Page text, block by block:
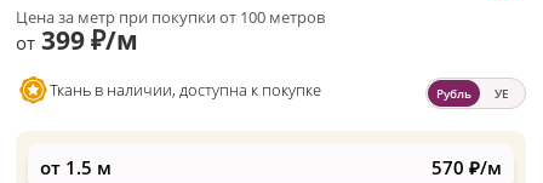
Цена за метр при покупки от 100 метров
от 399 ₽/м
Ткань в наличии, доступна к покупке Рубль УЕ
от 1.5 м 570 ₽/м